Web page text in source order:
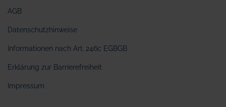
AGB
Datenschutzhinweise
Informationen nach Art. 246c EGBGB
Erklärung zur Barrierefreiheit
Impressum